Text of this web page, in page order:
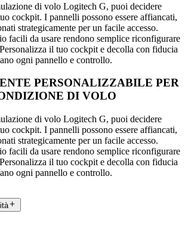
di volo Logitech G, puoi decidere
cockpit. I pannelli possono essere affiancati,
strategicamente per un facile accesso.
facili da usare rendono semplice riconfigurare
il tuo cockpit e decolla con fiducia
ogni pannello e controllo.
PERSONALIZZABILE PER
DI VOLO
di volo Logitech G, puoi decidere
cockpit. I pannelli possono essere affiancati,
strategicamente per un facile accesso.
facili da usare rendono semplice riconfigurare
il tuo cockpit e decolla con fiducia
ogni pannello e controllo.